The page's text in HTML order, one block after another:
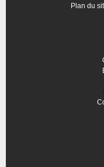
Plan du